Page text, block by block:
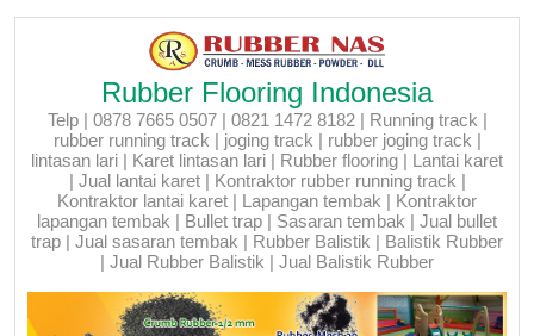
Rubber Flooring Indonesia
Telp | 0878 7665 0507 | 0821 1472 8182 | Running track |
rubber running track | joging track | rubber joging track |
lintasan lari | Karet lintasan lari | Rubber flooring | Lantai karet
| Jual lantai karet | Kontraktor rubber running track |
Kontraktor lantai karet | Lapangan tembak | Kontraktor
lapangan tembak | Bullet trap | Sasaran tembak | Jual bullet
trap | Jual sasaran tembak | Rubber Balistik | Balistik Rubber
| Jual Rubber Balistik | Jual Balistik Rubber